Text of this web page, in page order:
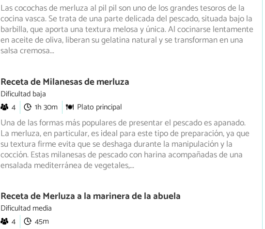
Las cocochas de merluza al pil pil son uno de los grandes tesoros de la
cocina vasca. Se trata de una parte delicada del pescado, situada bajola
barbilla, que aporta una textura melosa y única. Al cocinarse lentamente
en aceite de oliva, liberan su gelatina natural y se transforman en una
salsa cremosa...
Receta de Milanesas de merluza
Dificultad baja
4
1h 30m Plato principal
Una de las formas más populares de presentar el pescado es apanado.
La merluza, en particular, es ideal para este tipo de preparación, ya que
su textura firme evita que se deshaga durante la manipulación y la
cocción. Estas milanesas de pescado con harina acompañadas de una
ensalada mediterránea de vegetales,...
Receta de Merluza a la marinera de la abuela
Dificultad media
4
45m